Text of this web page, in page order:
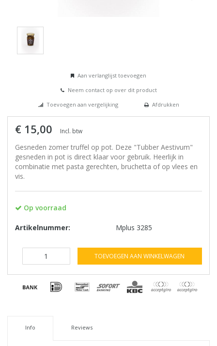
Aan verlanglijst toevoegen
Neem contact op over dit product
Toevoegen aan vergelijking
Afdrukken
€ 15,00 Incl. btw
Gesneden zomer truffel op pot. Deze "Tubber Aestivum"
gesneden in pot is direct klaar voor gebruik. Heerlijk in
combinatie met pasta gerechten, bruchetta of op vlees en
vis.
Op voorraad
Artikelnummer: Mplus 3285
TOEVOEGEN AAN WINKELWAGEN
Info Reviews